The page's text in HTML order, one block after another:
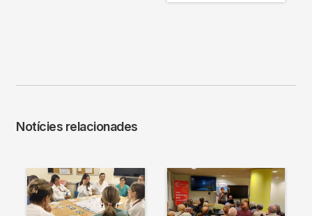
Notícies relacionades